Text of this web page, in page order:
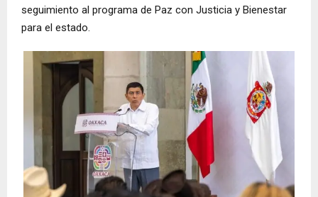
seguimiento al programa de Paz con Justicia y Bienestar
para el estado.